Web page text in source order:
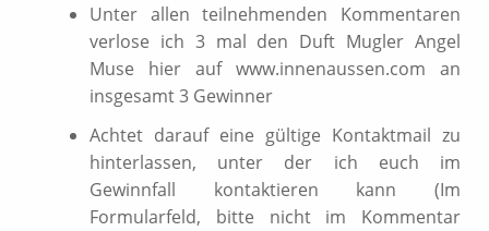
Unter allen teilnehmenden Kommentaren
verlose ich 3 mal den Duft Mugler Angel
Muse hier auf www.innenaussen.com an
insgesamt 3 Gewinner
Achtet darauf eine gültige Kontaktmail zu
hinterlassen, unter der ich euch im
Gewinnfall kontaktieren kann (Im
Formularfeld, bitte nicht im Kommentar